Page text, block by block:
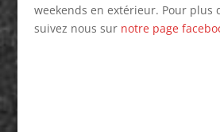
weekends en extérieur. Pour plus
suivez nous sur notre page